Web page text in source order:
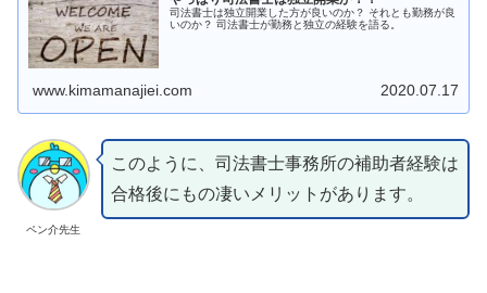
司法書士は独立開業した方が良いのか？ それとも勤務が良
いのか？ 司法書士が勤務と独立の経験を語る。
www.kimamanajiei.com 2020.07.17
ペン介先生
このように、司法書士事務所の補助者経験は
合格後にもの凄いメリットがあります。